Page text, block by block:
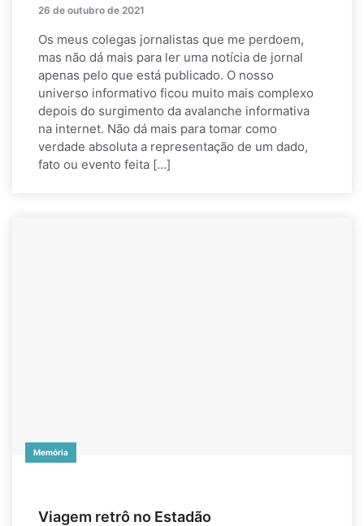
26 de outubro de 2021
Os meus colegas jornalistas que me perdoem,
mas não dá mais para ler uma notícia de jornal
apenas pelo que está publicado. O nosso
universo informativo ficou muito mais complexo
depois do surgimento da avalanche informativa
na internet. Não dá mais para tomar como
verdade absoluta a representação de um dado,
fato ou evento feita […]
Memória
Viagem retrô no Estadão